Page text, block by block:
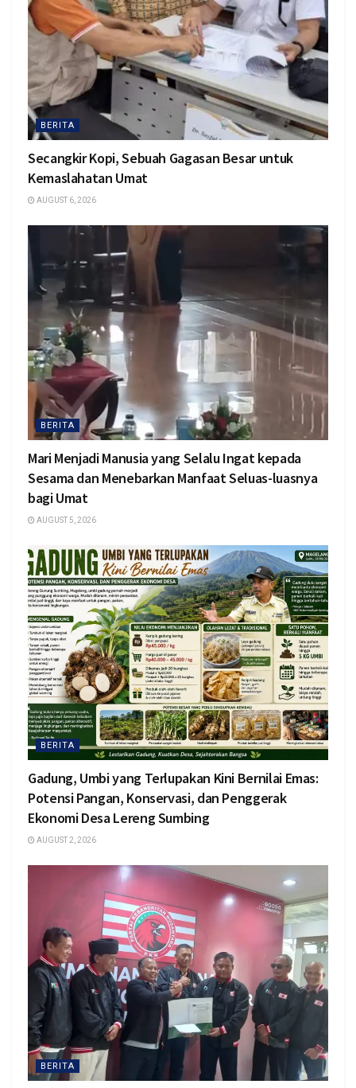
BERITA
Secangkir Kopi, Sebuah Gagasan Besar untuk
Kemaslahatan Umat
AUGUST 6, 2026
BERITA
Mari Menjadi Manusia yang Selalu Ingat kepada
Sesama dan Menebarkan Manfaat Seluas-luasnya
bagi Umat
AUGUST 5, 2026
BERITA
Gadung, Umbi yang Terlupakan Kini Bernilai Emas:
Potensi Pangan, Konservasi, dan Penggerak
Ekonomi Desa Lereng Sumbing
AUGUST 2, 2026
BERITA